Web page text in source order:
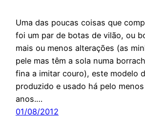
Uma das poucas coisas que
foi um par de botas de vilão, ou
mais ou menos alterações (as
pele mas têm a sola numa
fina a imitar couro), este modelo
produzido e usado há pelo
anos.…
01/08/2012